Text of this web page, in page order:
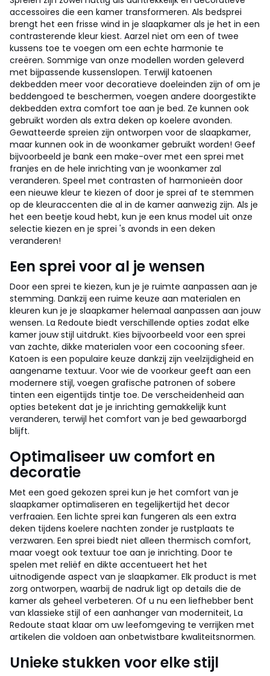
accessoires die een kamer transformeren. Als bedsprei
brengt het een frisse wind in je slaapkamer als je het in een
contrasterende kleur kiest. Aarzel niet om een of twee
kussens toe te voegen om een echte harmonie te
creëren. Sommige van onze modellen worden geleverd
met bijpassende kussenslopen. Terwijl katoenen
dekbedden meer voor decoratieve doeleinden zijn of om je
beddengoed te beschermen, voegen andere doorgestikte
dekbedden extra comfort toe aan je bed. Ze kunnen ook
gebruikt worden als extra deken op koelere avonden.
Gewatteerde spreien zijn ontworpen voor de slaapkamer,
maar kunnen ook in de woonkamer gebruikt worden! Geef
bijvoorbeeld je bank een make-over met een sprei met
franjes en de hele inrichting van je woonkamer zal
veranderen. Speel met contrasten of harmonieën door
een nieuwe kleur te kiezen of door je sprei af te stemmen
op de kleuraccenten die al in de kamer aanwezig zijn. Als je
het een beetje koud hebt, kun je een knus model uit onze
selectie kiezen en je sprei 's avonds in een deken
veranderen!
Een sprei voor al je wensen
Door een sprei te kiezen, kun je je ruimte aanpassen aan je
stemming. Dankzij een ruime keuze aan materialen en
kleuren kun je je slaapkamer helemaal aanpassen aan jouw
wensen. La Redoute biedt verschillende opties zodat elke
kamer jouw stijl uitdrukt. Kies bijvoorbeeld voor een sprei
van zachte, dikke materialen voor een cocooning sfeer.
Katoen is een populaire keuze dankzij zijn veelzijdigheid en
aangename textuur. Voor wie de voorkeur geeft aan een
modernere stijl, voegen grafische patronen of sobere
tinten een eigentijds tintje toe. De verscheidenheid aan
opties betekent dat je je inrichting gemakkelijk kunt
veranderen, terwijl het comfort van je bed gewaarborgd
blijft.
Optimaliseer uw comfort en
decoratie
Met een goed gekozen sprei kun je het comfort van je
slaapkamer optimaliseren en tegelijkertijd het decor
verfraaien. Een lichte sprei kan fungeren als een extra
deken tijdens koelere nachten zonder je rustplaats te
verzwaren. Een sprei biedt niet alleen thermisch comfort,
maar voegt ook textuur toe aan je inrichting. Door te
spelen met reliëf en dikte accentueert het het
uitnodigende aspect van je slaapkamer. Elk product is met
zorg ontworpen, waarbij de nadruk ligt op details die de
kamer als geheel verbeteren. Of u nu een liefhebber bent
van klassieke stijl of een aanhanger van moderniteit, La
Redoute staat klaar om uw leefomgeving te verrijken met
artikelen die voldoen aan onbetwistbare kwaliteitsnormen.
Unieke stukken voor elke stijl